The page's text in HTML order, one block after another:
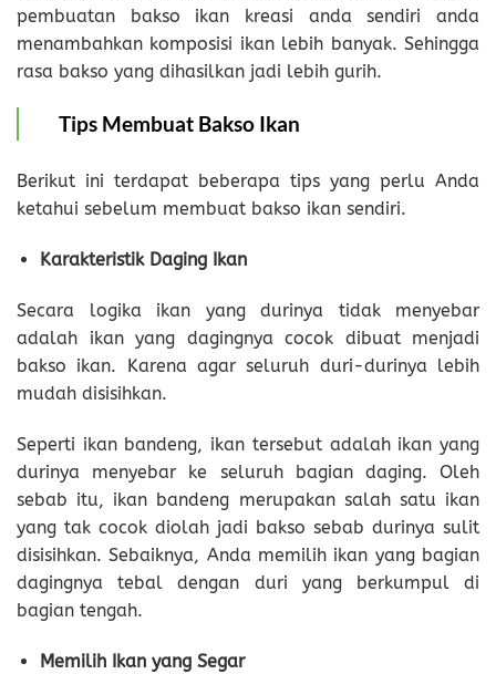
pembuatan bakso ikan kreasi anda sendiri anda
menambahkan komposisi ikan lebih banyak. Sehingga
rasa bakso yang dihasilkan jadi lebih gurih.
Tips Membuat Bakso Ikan
Berikut ini terdapat beberapa tips yang perlu Anda
ketahui sebelum membuat bakso ikan sendiri.
Karakteristik Daging Ikan
Secara logika ikan yang durinya tidak menyebar
adalah ikan yang dagingnya cocok dibuat menjadi
bakso ikan. Karena agar seluruh duri-durinya lebih
mudah disisihkan.
Seperti ikan bandeng, ikan tersebut adalah ikan yang
durinya menyebar ke seluruh bagian daging. Oleh
sebab itu, ikan bandeng merupakan salah satu ikan
yang tak cocok diolah jadi bakso sebab durinya sulit
disisihkan. Sebaiknya, Anda memilih ikan yang bagian
dagingnya tebal dengan duri yang berkumpul di
bagian tengah.
Memilih Ikan yang Segar